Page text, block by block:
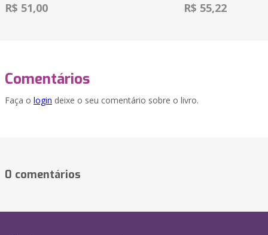
R$ 51,00 R$ 55,22
Comentários
Faça o login deixe o seu comentário sobre o livro.
0 comentários